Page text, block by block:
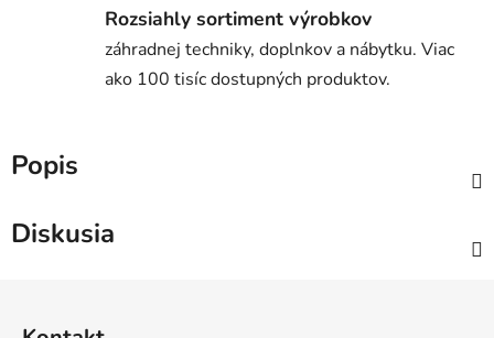
Rozsiahly sortiment výrobkov
záhradnej techniky, doplnkov a nábytku. Viac
ako 100 tisíc dostupných produktov.
Popis
Diskusia